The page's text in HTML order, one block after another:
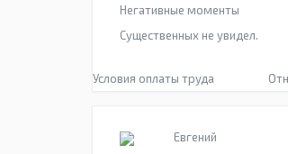
Негативные моменты
Существенных не увидел.
Условия оплаты труда
Евгений